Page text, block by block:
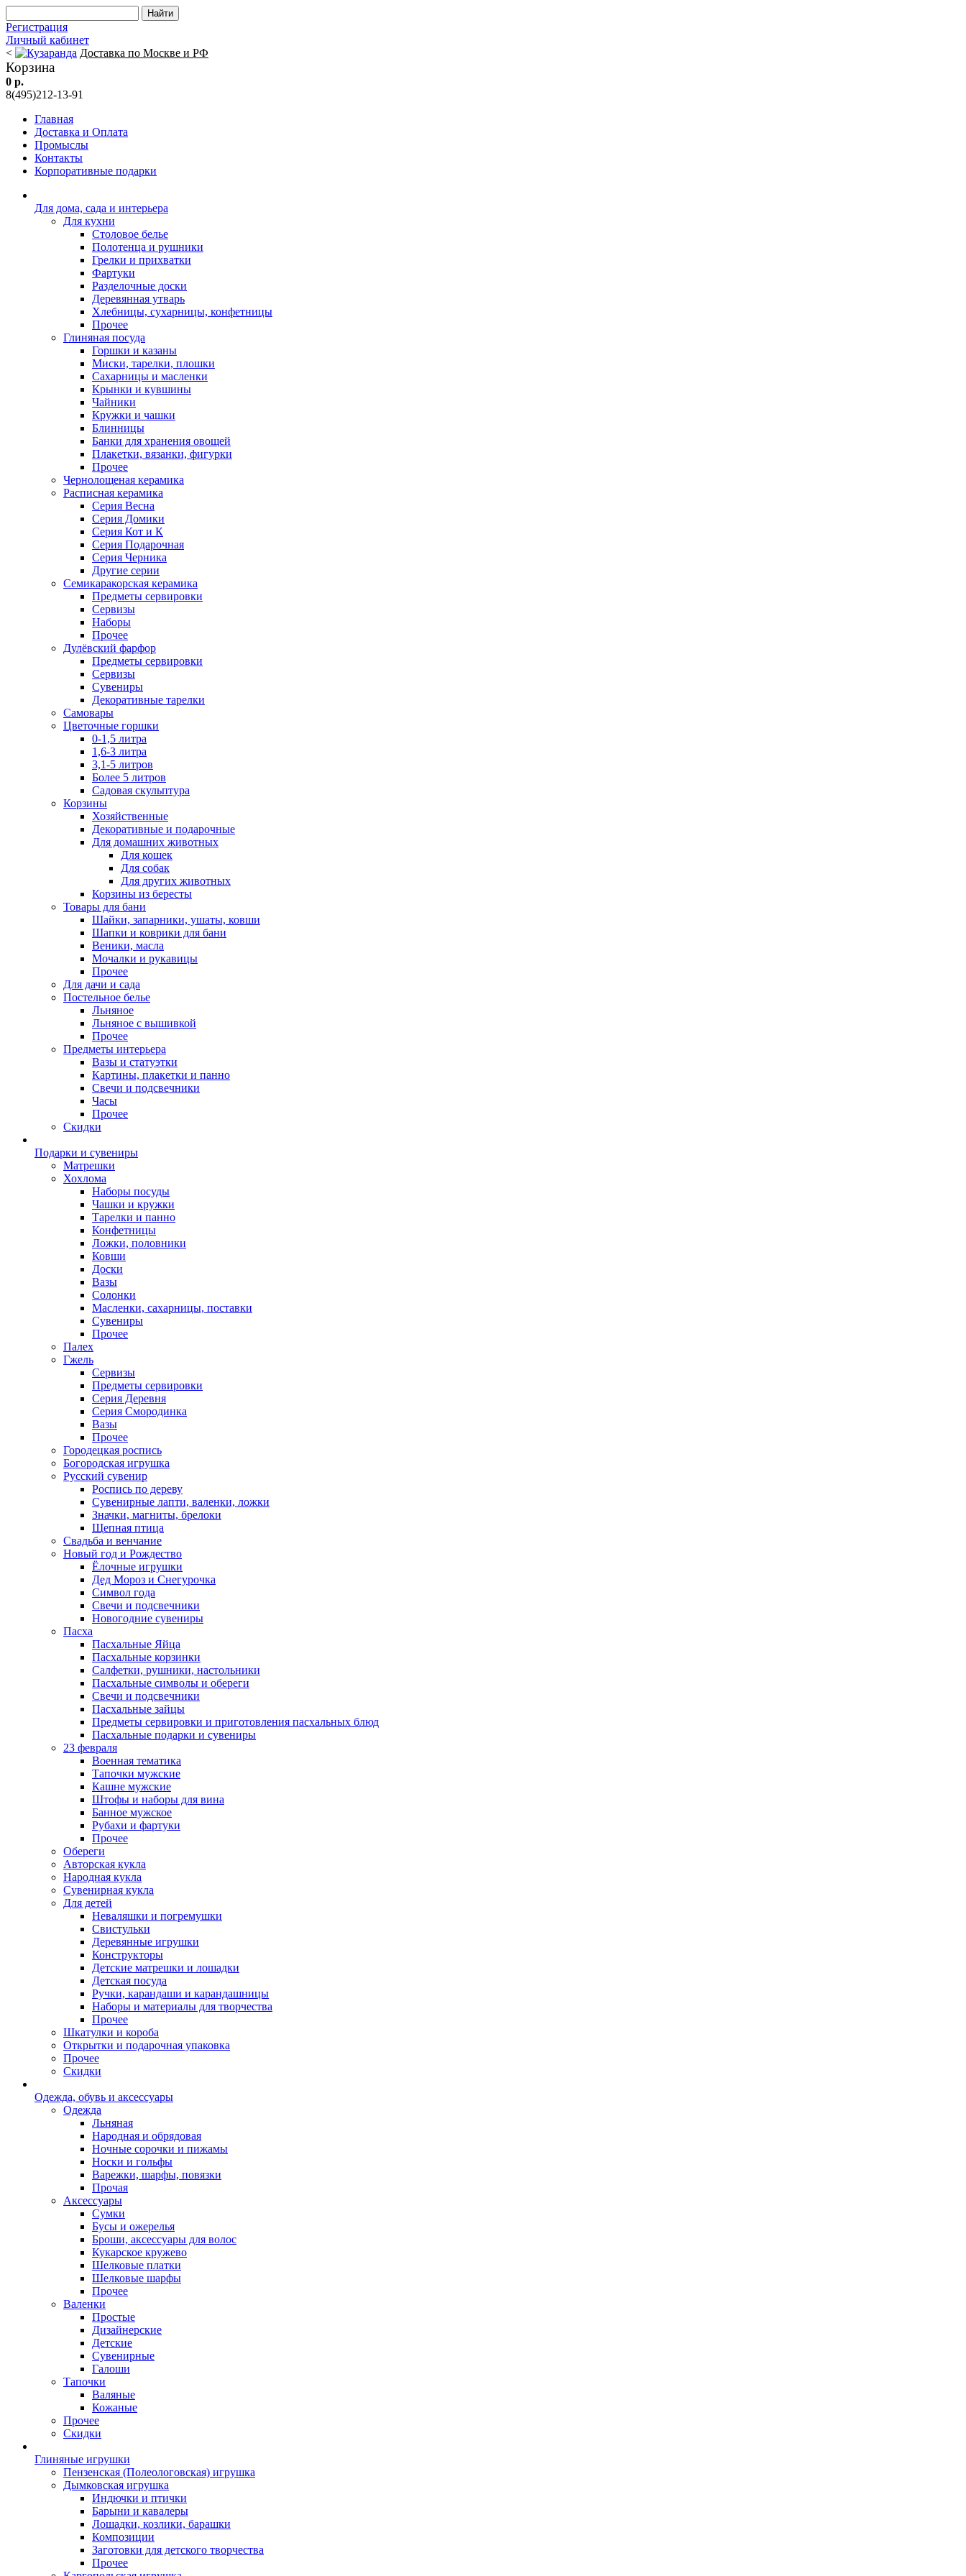
Регистрация
Личный кабинет
<
Доставка по Москве и РФ
Корзина
0 р.
8(495)212-13-91
Главная
Доставка и Оплата
Промыслы
Контакты
Корпоративные подарки
Для дома, сада и интерьера
Для кухни
Столовое белье
Полотенца и рушники
Грелки и прихватки
Фартуки
Разделочные доски
Деревянная утварь
Хлебницы, сухарницы, конфетницы
Прочее
Глиняная посуда
Горшки и казаны
Миски, тарелки, плошки
Сахарницы и масленки
Крынки и кувшины
Чайники
Кружки и чашки
Блинницы
Банки для хранения овощей
Плакетки, вязанки, фигурки
Прочее
Чернолощеная керамика
Расписная керамика
Серия Весна
Серия Домики
Серия Кот и К
Серия Подарочная
Серия Черника
Другие серии
Семикаракорская керамика
Предметы сервировки
Сервизы
Наборы
Прочее
Дулёвский фарфор
Предметы сервировки
Сервизы
Сувениры
Декоративные тарелки
Самовары
Цветочные горшки
0-1,5 литра
1,6-3 литра
3,1-5 литров
Более 5 литров
Садовая скульптура
Корзины
Хозяйственные
Декоративные и подарочные
Для домашних животных
Для кошек
Для собак
Для других животных
Корзины из бересты
Товары для бани
Шайки, запарники, ушаты, ковши
Шапки и коврики для бани
Веники, масла
Мочалки и рукавицы
Прочее
Для дачи и сада
Постельное белье
Льняное
Льняное с вышивкой
Прочее
Предметы интерьера
Вазы и статуэтки
Картины, плакетки и панно
Свечи и подсвечники
Часы
Прочее
Скидки
Подарки и сувениры
Матрешки
Хохлома
Наборы посуды
Чашки и кружки
Тарелки и панно
Конфетницы
Ложки, половники
Ковши
Доски
Вазы
Солонки
Масленки, сахарницы, поставки
Сувениры
Прочее
Палех
Гжель
Сервизы
Предметы сервировки
Серия Деревня
Серия Смородинка
Вазы
Прочее
Городецкая роспись
Богородская игрушка
Русский сувенир
Роспись по дереву
Сувенирные лапти, валенки, ложки
Значки, магниты, брелоки
Щепная птица
Свадьба и венчание
Новый год и Рождество
Ёлочные игрушки
Дед Мороз и Снегурочка
Символ года
Свечи и подсвечники
Новогодние сувениры
Пасха
Пасхальные Яйца
Пасхальные корзинки
Салфетки, рушники, настольники
Пасхальные символы и обереги
Свечи и подсвечники
Пасхальные зайцы
Предметы сервировки и приготовления пасхальных блюд
Пасхальные подарки и сувениры
23 февраля
Военная тематика
Тапочки мужские
Кашне мужские
Штофы и наборы для вина
Банное мужское
Рубахи и фартуки
Прочее
Обереги
Авторская кукла
Народная кукла
Сувенирная кукла
Для детей
Неваляшки и погремушки
Свистульки
Деревянные игрушки
Конструкторы
Детские матрешки и лошадки
Детская посуда
Ручки, карандаши и карандашницы
Наборы и материалы для творчества
Прочее
Шкатулки и короба
Открытки и подарочная упаковка
Прочее
Скидки
Одежда, обувь и аксессуары
Одежда
Льняная
Народная и обрядовая
Ночные сорочки и пижамы
Носки и гольфы
Варежки, шарфы, повязки
Прочая
Аксессуары
Сумки
Бусы и ожерелья
Броши, аксессуары для волос
Кукарское кружево
Шелковые платки
Шелковые шарфы
Прочее
Валенки
Простые
Дизайнерские
Детские
Сувенирные
Галоши
Тапочки
Валяные
Кожаные
Прочее
Скидки
Глиняные игрушки
Пензенская (Полеологовская) игрушка
Дымковская игрушка
Индючки и птички
Барыни и кавалеры
Лошадки, козлики, барашки
Композиции
Заготовки для детского творчества
Прочее